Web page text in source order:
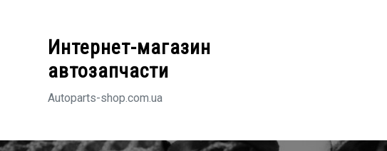
содержимомуИнтернет-магазин
автозапчасти
Autoparts-shop.com.ua